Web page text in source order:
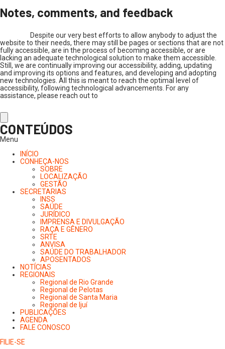
Notes, comments, and feedback
Despite our very best efforts to allow anybody to adjust the
website to their needs, there may still be pages or sections that are not
fully accessible, are in the process of becoming accessible, or are
lacking an adequate technological solution to make them accessible.
Still, we are continually improving our accessibility, adding, updating
and improving its options and features, and developing and adopting
new technologies. All this is meant to reach the optimal level of
accessibility, following technological advancements. For any
assistance, please reach out to
CONTEÚDOS
Menu
INÍCIO
CONHEÇA-NOS
SOBRE
LOCALIZAÇÃO
GESTÃO
SECRETARIAS
INSS
SAÚDE
JURÍDICO
IMPRENSA E DIVULGAÇÃO
RAÇA E GÊNERO
SRTE
ANVISA
SAÚDE DO TRABALHADOR
APOSENTADOS
NOTÍCIAS
REGIONAIS
Regional de Rio Grande
Regional de Pelotas
Regional de Santa Maria
Regional de Ijuí
PUBLICAÇÕES
AGENDA
FALE CONOSCO
FILIE-SE